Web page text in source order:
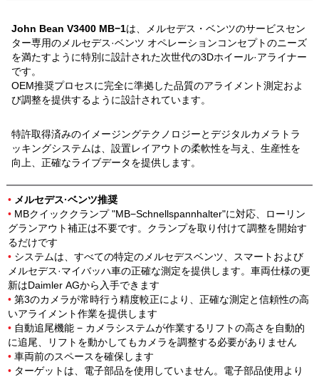
John Bean V3400 MB−1は、メルセデス・ベンツのサービスセン
ター専用のメルセデス·ベンツ オペレーションコンセプトのニーズ
を満たすように特別に設計された次世代の3Dホイール·アライナー
です。
OEM推奨プロセスに完全に準拠した品質のアライメント測定およ
び調整を提供するように設計されています。
特許取得済みのイメージングテクノロジーとデジタルカメラトラ
ッキングシステムは、設置レイアウトの柔軟性を与え、生産性を
向上、正確なライブデータを提供します。
• メルセデス·ベンツ推奨
• MBクイッククランプ "MB−Schnellspannhalter"に対応、ローリン
グランアウト補正は不要です。クランプを取り付けて調整を開始す
るだけです
• システムは、すべての特定のメルセデスベンツ、スマートおよび
メルセデス·マイバッハ車の正確な測定を提供します。車両仕様の更
新はDaimler AGから入手できます
• 第3のカメラが常時行う精度較正により、正確な測定と信頼性の高
いアライメント作業を提供します
• 自動追尾機能 − カメラシステムが作業するリフトの高さを自動的
に追尾、リフトを動かしてもカメラを調整する必要がありません
• 車両前のスペースを確保します
• ターゲットは、電子部品を使用していません。電子部品使用より